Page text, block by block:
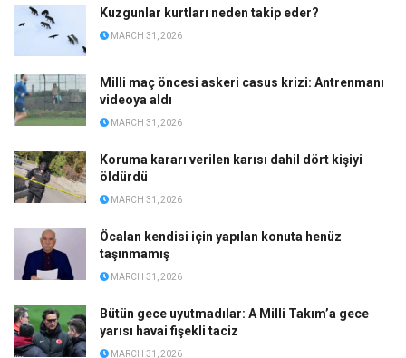
Kuzgunlar kurtları neden takip eder?
MARCH 31, 2026
Milli maç öncesi askeri casus krizi: Antrenmanı
videoya aldı
MARCH 31, 2026
Koruma kararı verilen karısı dahil dört kişiyi
öldürdü
MARCH 31, 2026
Öcalan kendisi için yapılan konuta henüz
taşınmamış
MARCH 31, 2026
Bütün gece uyutmadılar: A Milli Takım’a gece
yarısı havai fişekli taciz
MARCH 31, 2026